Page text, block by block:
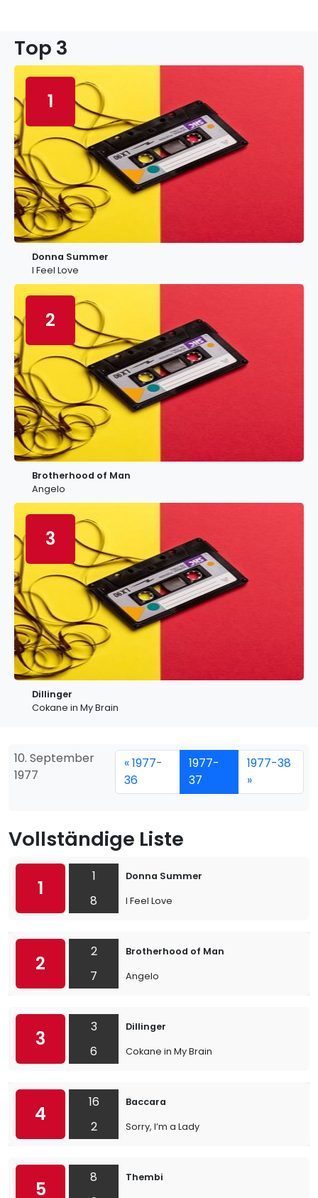
Top 3
1
Donna Summer
I Feel Love
2
Brotherhood of Man
Angelo
3
Dillinger
Cokane in My Brain
10. September
1977
« 1977-
36
1977-
37
1977-38
»
Vollständige Liste
1
1
8
Donna Summer
I Feel Love
2
2
7
Brotherhood of Man
Angelo
3
3
6
Dillinger
Cokane in My Brain
4
16
2
Baccara
Sorry, I’m a Lady
5
8
Thembi